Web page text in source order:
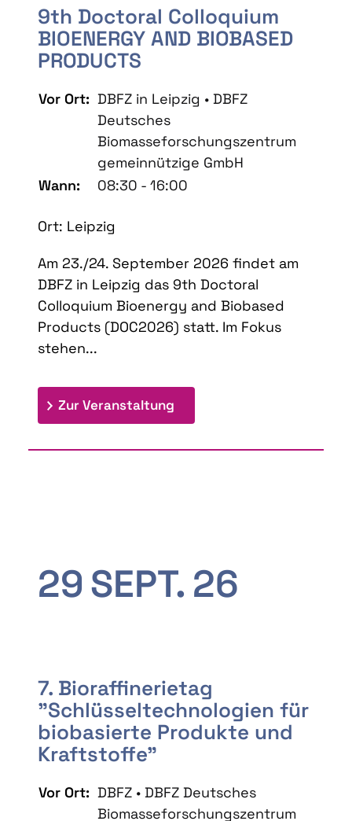
9th Doctoral Colloquium
BIOENERGY AND BIOBASED
PRODUCTS
Vor Ort: DBFZ in Leipzig • DBFZ
Deutsches
Biomasseforschungszentrum
gemeinnützige GmbH
Wann:
08:30 - 16:00
Ort: Leipzig
Am 23./24. September 2026 findet am
DBFZ in Leipzig das 9th Doctoral
Colloquium Bioenergy and Biobased
Products (DOC2026) statt. Im Fokus
stehen...
Zur Veranstaltung
29SEPT. 26
7. Bioraffinerietag
"Schlüsseltechnologien für
biobasierte Produkte und
Kraftstoffe"
Vor Ort: DBFZ • DBFZ Deutsches
Biomasseforschungszentrum